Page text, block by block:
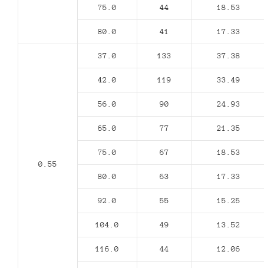
75.0 44 18.53
80.0 41 17.33
0.55
37.0 133 37.38
42.0 119 33.49
56.0 90 24.93
65.0 77 21.35
75.0 67 18.53
80.0 63 17.33
92.0 55 15.25
104.0 49 13.52
116.0 44 12.06